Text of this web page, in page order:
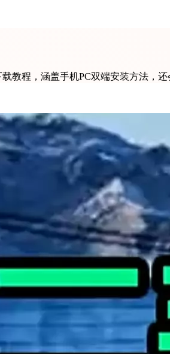
教程，涵盖手机PC双端安装方法，